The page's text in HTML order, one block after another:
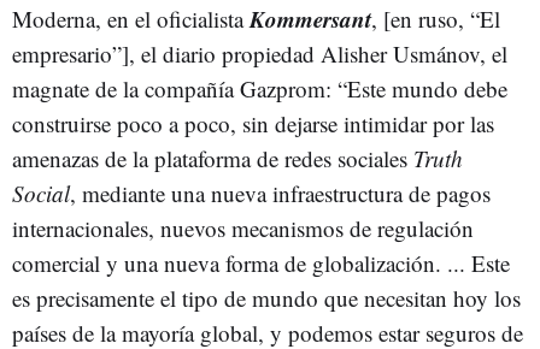
Moderna, en el oficialistaKommersant, [en ruso, “El
empresario”], el diario propiedad Alisher Usmánov, el
magnate de la compañía Gazprom: “Este mundo debe
construirse poco a poco, sin dejarse intimidar por las
amenazas de la plataforma de redes sociales Truth
Social, mediante una nueva infraestructura de pagos
internacionales, nuevos mecanismos de regulación
comercial y una nueva forma de globalización. ... Este
es precisamente el tipo de mundo que necesitan hoy los
países de la mayoría global, y podemos estar seguros de